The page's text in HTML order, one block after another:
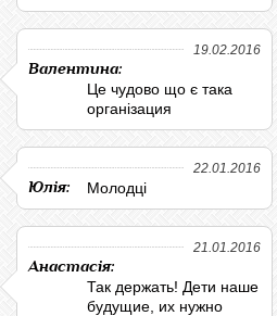
19.02.2016
Валентина:
Це чудово що є така
організация
22.01.2016
Юлія: Молодці
21.01.2016
Анастасія:
Так держать! Дети наше
будущие, их нужно